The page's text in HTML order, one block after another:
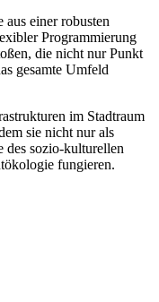
einer robusten
Programmierung
die nicht nur Punkt
gesamte Umfeld
im Stadtraum
sie nicht nur als
des sozio-kulturellen
fungieren.